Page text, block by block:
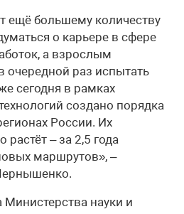
ещё большему количеству
о карьере в сфере
а взрослым
очередной раз испытать
сегодня в рамках
создано порядка
России. Их
растёт – за 2,5 года
маршрутов», –
науки и